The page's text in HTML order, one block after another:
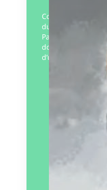
Comment
du travail
Paul Barbe a
docu-fiction,
d’un bateau…
30/